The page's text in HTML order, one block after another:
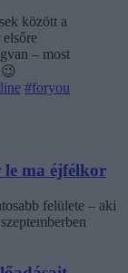
között a
– most
#foryou
ma éjfélkor
felülete – aki